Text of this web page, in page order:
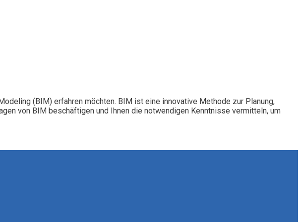
(BIM) erfahren möchten. BIM ist eine innovative Methode zur Planung,
von BIM beschäftigen und Ihnen die notwendigen Kenntnisse vermitteln, um